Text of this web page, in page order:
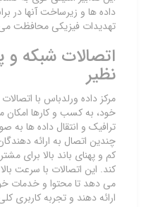
داده ها و زیرساخت آنها در
تهدیدات فیزیکی محافظت
اتصالات شبکه و
نظیر
مرکز داده ورلدباس با
خود، به کسب و کارها امکان
ترافیک و انتقال داده ها به
چندین اتصال به ارائه
کم و پهنای باند بالا برای
کند. این اتصالات با سرعت
می دهد تا محتوا و خدمات
ارائه دهند و تجربه کاربری